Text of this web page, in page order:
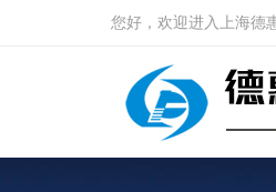
您好，欢迎进入上海德